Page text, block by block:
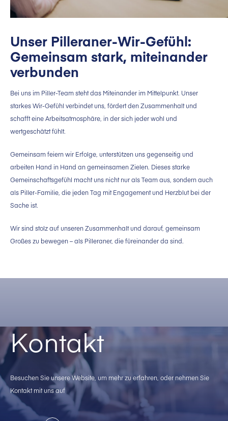
Unser Pilleraner-Wir-Gefühl:
Gemeinsam stark, miteinander
verbunden
Bei uns im Piller-Team steht das Miteinander im Mittelpunkt. Unser
starkes Wir-Gefühl verbindet uns, fördert den Zusammenhalt und
schafft eine Arbeitsatmosphäre, in der sich jeder wohl und
wertgeschätzt fühlt.
Gemeinsam feiern wir Erfolge, unterstützen uns gegenseitig und
arbeiten Hand in Hand an gemeinsamen Zielen. Dieses starke
Gemeinschaftsgefühl macht uns nicht nur als Team aus, sondern auch
als Piller-Familie, die jeden Tag mit Engagement und Herzblut bei der
Sache ist.
Wir sind stolz auf unseren Zusammenhalt und darauf, gemeinsam
Großes zu bewegen – als Pilleraner, die füreinander da sind.
Kontakt
Besuchen Sie unsere Website, um mehr zu erfahren, oder nehmen Sie
Kontakt mit uns auf